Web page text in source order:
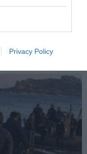
Privacy Policy
dall’Italia